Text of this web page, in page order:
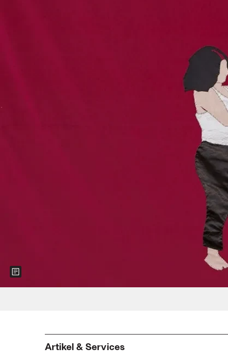
Show more information about the image
Artikel & Services